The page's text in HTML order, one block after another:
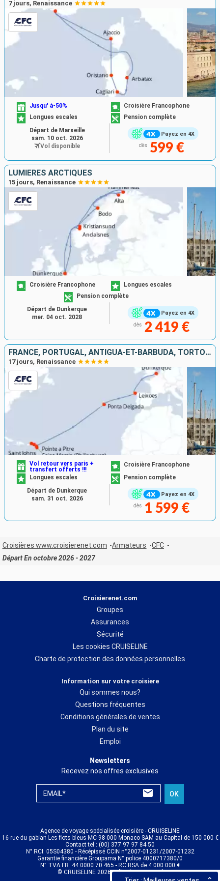
7 jours, Renaissance
Payez en 4X
Jusqu' à-50%
Croisière Francophone
Longues escales
Pension complète
dès 599 €
Départ de Marseille
sam. 10 oct. 2026
Vol disponible
LUMIÈRES ARCTIQUES
15 jours, Renaissance
Payez en 4X
Croisière Francophone
Longues escales
Pension complète
dès 2 419 €
Départ de Dunkerque
mer. 04 oct. 2028
FRANCE, PORTUGAL, ANTIGUA-ET-BARBUDA, TORTOLA, SAINT-MARTIN, GUADELOUPE
17 jours, Renaissance
Payez en 4X
Vol retour vers paris +
transfert offerts !!!
Croisière Francophone
Longues escales
Pension complète
dès 1 599 €
Départ de Dunkerque
sam. 31 oct. 2026
Croisières www.croisierenet.com Armateurs
CFC
Départ En octobre 2026 - 2027
Croisierenet.com
Groupes
Assurances
Sécurité
Les cookies CRUISELINE
Charte de protection des données personnelles
Information sur votre croisiere
Qui sommes nous?
Questions fréquentes
Conditions générales de ventes
Plan du site
Emploi
Newsletters
Recevez nos offres exclusives
EMAIL* OK
Agence de voyage spécialisée croisière - CRUISELINE
16 rue du gabian Les flots bleus MC 98 000 Monaco SAM au Capital de 150 000 €
Contact tel : (00) 377 97 97 84 50
N° RCI: 05S04380 - Récépissé CCIN n°2007-01231/2007-01232
Garantie financière Groupama N° police 4000717380/0
N° TVA FR. 44 0000 70 465 - RC RSA de 4 000 000 €
© CRUISELINE 2026 - all rights reserved